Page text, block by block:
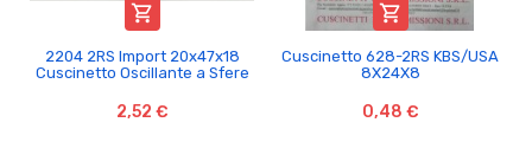

2204 2RS Import 20x47x18
Cuscinetto Oscillante a Sfere
2,52 €

Cuscinetto 628-2RS KBS/USA
8X24X8
0,48 €